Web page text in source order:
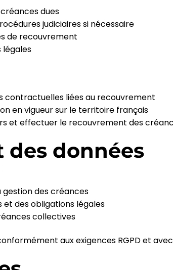
dues
judiciaires si nécessaire
de recouvrement
légales
contractuelles liées au recouvrement
en vigueur sur le territoire français
et effectuer le recouvrement des
des données
gestion des créances
et des obligations légales
collectives
aux exigences RGPD et